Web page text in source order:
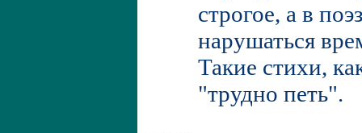
строгое, а в
нарушаться
Такие стихи,
"трудно петь".